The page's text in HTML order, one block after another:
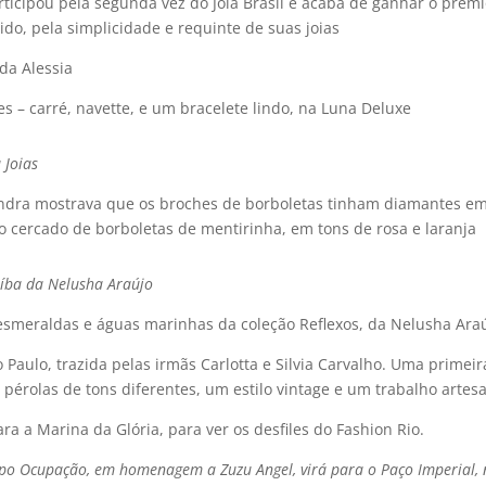
pela simplicidade e requinte de suas joias
Alessia
– carré, navette, e um bracelete lindo, na Luna Deluxe
mostrava que os broches de borboletas tinham diamantes
cercado de borboletas de mentirinha, em tons de rosa e laranja
da Nelusha Araújo
e águas marinhas da coleção Reflexos, da Nelusha
trazida pelas irmãs Carlotta e Silvia Carvalho. Uma
de tons diferentes, um estilo vintage e um trabalho
a Marina da Glória, para ver os desfiles do Fashion Rio.
Ocupação, em homenagem a Zuzu Angel, virá para o Paço Imperial,